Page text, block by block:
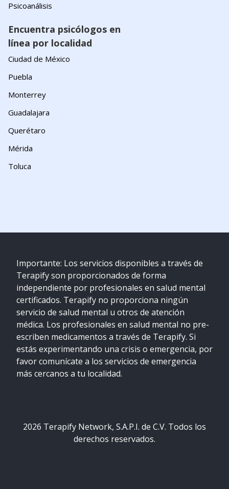
Psicoanálisis
Encuentra psicólogos en
línea por localidad
Ciudad de México
Puebla
Monterrey
Guadalajara
Querétaro
Mérida
Toluca
Importante: Los servicios disponibles a través de
Terapify son proporcionados de forma
independiente por profesionales en salud mental
certificados. Terapify no proporciona ningún
servicio de salud mental u otros de atención
médica. Los profesionales en salud mental no pre-
escriben medicamentos a través de Terapify. Si
estás experimentando una crisis o emergencia, por
favor comunícate a los servicios de emergencia
más cercanos a tu localidad.
2026 Terapify Network, S.A.P.I. de C.V. Todos los
derechos reservados.